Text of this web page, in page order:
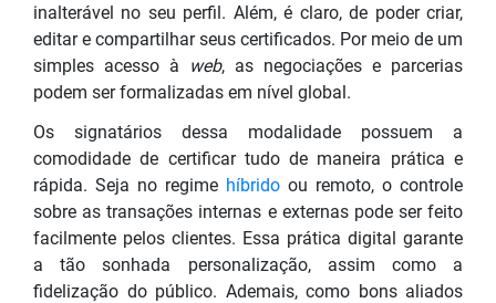
inalterável no seu perfil. Além, é claro, de poder criar,
editar e compartilhar seus certificados. Por meio de um
simples acesso à
web, as negociações e parcerias
podem ser formalizadas em nível global.
Os signatários dessa modalidade possuem a
comodidade de certificar tudo de maneira prática e
rápida. Seja no regime híbrido ou remoto, o controle
sobre as transações internas e externas pode ser feito
facilmente pelos clientes. Essa prática digital garante
a tão sonhada personalização, assim como a
fidelização do público. Ademais, como bons aliados